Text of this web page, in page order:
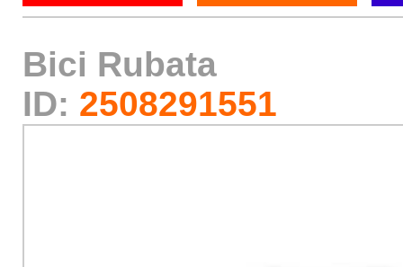
Bici Rubata
ID: 2508291551